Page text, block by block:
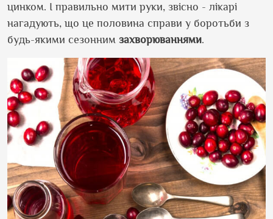
цинком. І правильно мити руки, звісно - лікарі
нагадують, що це половина справи у боротьби з
будь-якими сезонним захворюваннями.